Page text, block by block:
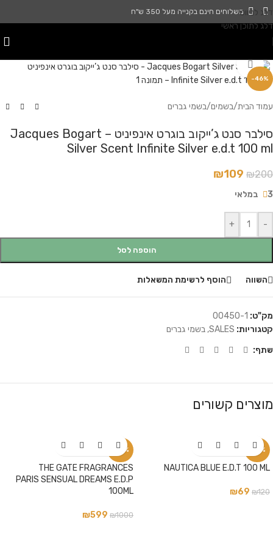
דלג לניווט
דלג לתוכן ראשי
משלוחים חינם בקנייה מעל 350 ש"ח
-46%
לחץ להגדלה
עמוד הבית/בשמים/בשמי גברים
סילבר סנט ג’ייקוב בוגרט אינפיניט – Jacques Bogart
Silver Scent Infinite Silver e.d.t 100 ml
₪200
₪109
3 במלאי
-
+
הוספה לסל
השווה הוסף לרשימת המשאלות
מק"ט: 00450-1
קטגוריות: SALES
, בשמי גברים
שתף:
מוצרים קשורים
-42%
NAUTICA BLUE E.D.T 100 ML
₪120
₪69
-40%
THE GATE FRAGRANCES
PARIS SENSUAL DREAMS E.D.P
100ML
₪1000
₪599